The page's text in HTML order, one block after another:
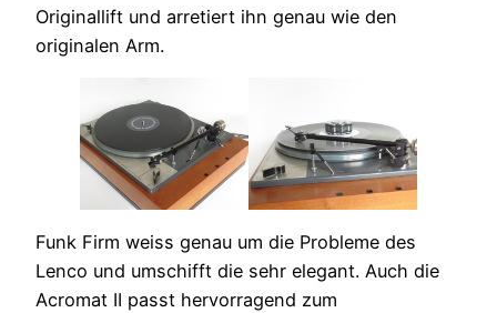
Originallift und arretiert ihn genau wie den
originalen Arm.
Funk Firm weiss genau um die Probleme des
Lenco und umschifft die sehr elegant. Auch die
Acromat II passt hervorragend zum